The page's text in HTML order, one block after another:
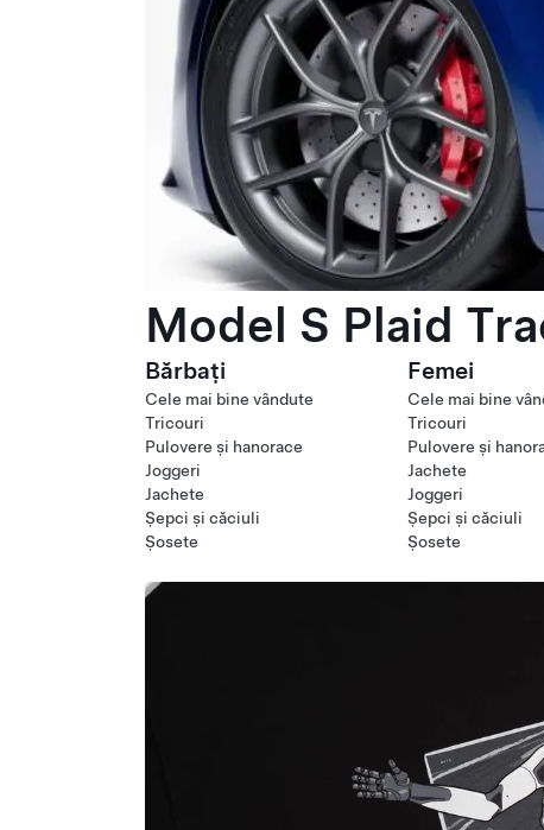
Model S Plaid
Bărbați
Cele mai bine vândute
Tricouri
Pulovere și hanorace
Joggeri
Jachete
Șepci și căciuli
Șosete
Femei
Cele mai bine
Tricouri
Pulovere și
Jachete
Joggeri
Șepci și căciuli
Șosete